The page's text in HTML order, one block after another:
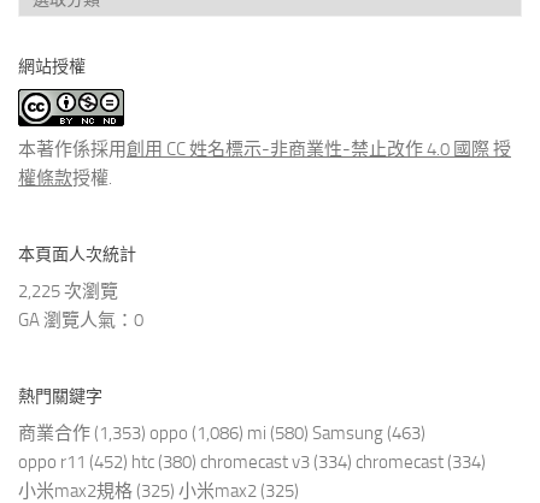
看
類
文
章
網站授權
本著作係採用創用 CC 姓名標示-非商業性-禁止改作 4.0 國際 授
權條款授權.
本頁面人次統計
2,225 次瀏覽
GA 瀏覽人氣：0
熱門關鍵字
商業合作 (1,353) oppo (1,086) mi (580) Samsung (463)
oppo r11 (452) htc (380) chromecast v3 (334) chromecast (334)
小米max2規格 (325) 小米max2 (325)